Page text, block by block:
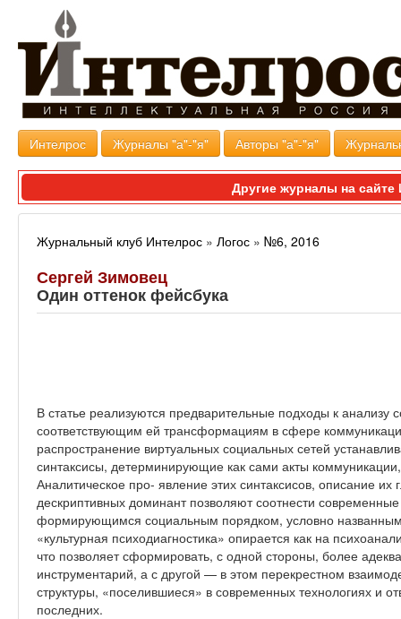
Интелрос Журналы "а"-"я" Авторы "а"-"я"
Другие журналы на
Журнальный клуб Интелрос » Логос » №6, 2016
Сергей Зимовец
Один оттенок фейсбука
В статье реализуются предварительные подходы к анализу
соответствующим ей трансформациям в сфере
распространение виртуальных социальных сетей
синтаксисы, детерминирующие как сами акты
Аналитическое про- явление этих синтаксисов, описание
дескриптивных доминант позволяют соотнести
формирующимся социальным порядком, условно
«культурная психодиагностика» опирается как на
что позволяет сформировать, с одной стороны, более
инструментарий, а с другой — в этом перекрестном
структуры, «поселившиеся» в современных технологиях и
последних.